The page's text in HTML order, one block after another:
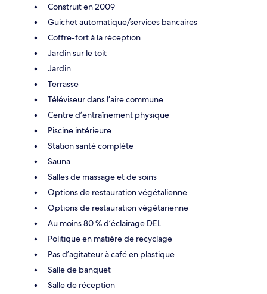
Construit en 2009
Guichet automatique/services bancaires
Coffre-fort à la réception
Jardin sur le toit
Jardin
Terrasse
Téléviseur dans l’aire commune
Centre d’entraînement physique
Piscine intérieure
Station santé complète
Sauna
Salles de massage et de soins
Options de restauration végétalienne
Options de restauration végétarienne
Au moins 80 % d’éclairage DEL
Politique en matière de recyclage
Pas d’agitateur à café en plastique
Salle de banquet
Salle de réception